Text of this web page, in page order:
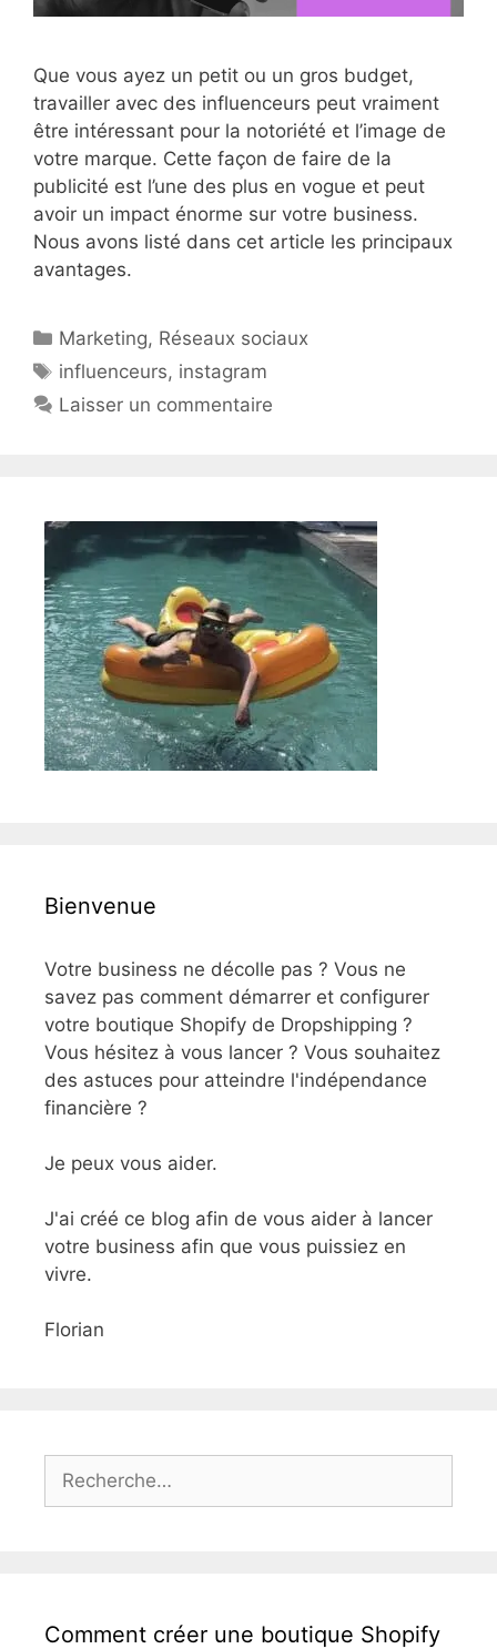
Que vous ayez un petit ou un gros budget,
travailler avec des influenceurs peut vraiment
être intéressant pour la notoriété et l’image de
votre marque. Cette façon de faire de la
publicité est l’une des plus en vogue et peut
avoir un impact énorme sur votre business.
Nous avons listé dans cet article les principaux
avantages.
Catégories
Marketing, Réseaux sociaux
Étiquettes
influenceurs, instagram
Laisser un commentaire
Bienvenue
Votre business ne décolle pas ? Vous ne
savez pas comment démarrer et configurer
votre boutique Shopify de Dropshipping ?
Vous hésitez à vous lancer ? Vous souhaitez
des astuces pour atteindre l'indépendance
financière ?
Je peux vous aider.
J'ai créé ce blog afin de vous aider à lancer
votre business afin que vous puissiez en
vivre.
Florian
Comment créer une boutique Shopify